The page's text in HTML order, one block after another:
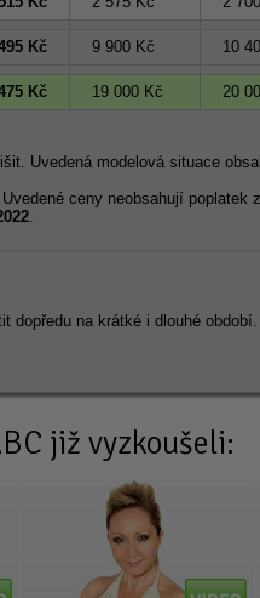
Kč 9 900 Kč 10
Kč 19 000 Kč 20
Uvedená modelová situace
ceny neobsahují poplatek
dopředu na krátké i dlouhé
již vyzkoušeli: